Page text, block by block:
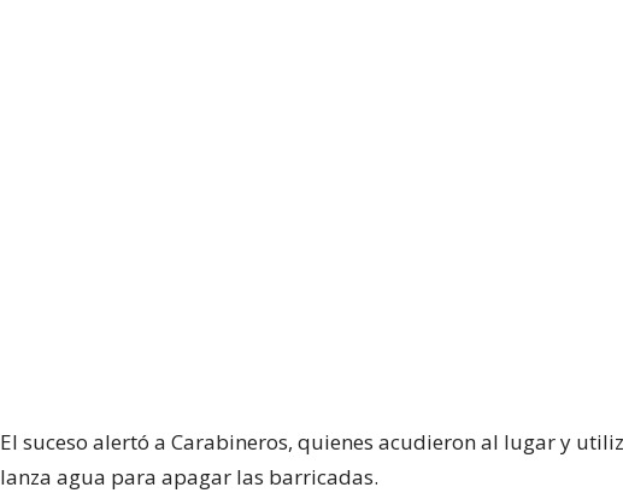
El suceso alertó a Carabineros, quienes acudieron al lugar y
lanza agua para apagar las barricadas.